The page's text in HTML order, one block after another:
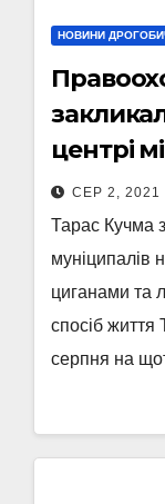
НОВИНИ
центрі
СЕР 2, 2021
Тарас Кучма
муніципалів
циганами та
спосіб життя
серпня на